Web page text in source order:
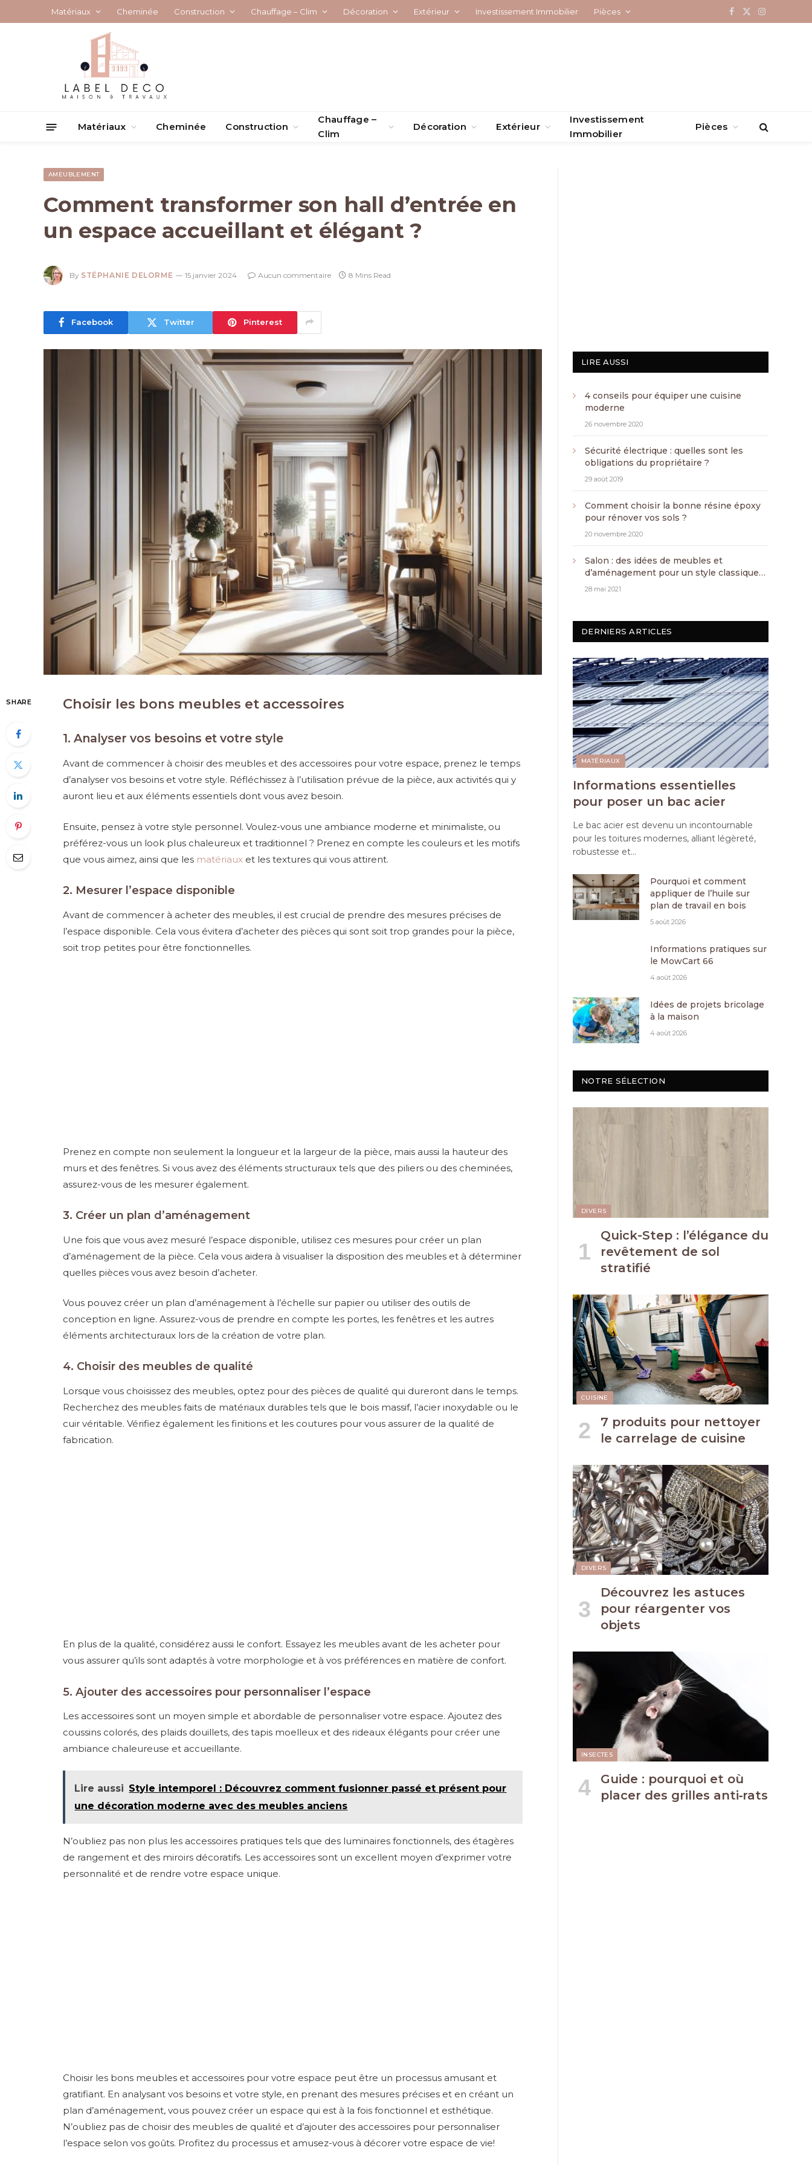
Matériaux Cheminée Construction Chauffage – Clim Décoration Extérieur Investissement Immobilier Pièces Facebook
X
Instagram
Matériaux Cheminée Construction
Chauffage –
Clim
Décoration Extérieur
Investissement
Immobilier
Pièces
AMEUBLEMENT
Comment transformer son hall d’entrée en
un espace accueillant et élégant ?
By STÉPHANIE DELORME 15 janvier 2024 Aucun commentaire 8 Mins Read
Facebook Twitter Pinterest
SHARE Choisir les bons meubles et accessoires
1. Analyser vos besoins et votre style
Avant de commencer à choisir des meubles et des accessoires pour votre espace, prenez le temps
d’analyser vos besoins et votre style. Réfléchissez à l’utilisation prévue de la pièce, aux activités qui y
auront lieu et aux éléments essentiels dont vous avez besoin.
Ensuite, pensez à votre style personnel. Voulez-vous une ambiance moderne et minimaliste, ou
préférez-vous un look plus chaleureux et traditionnel ? Prenez en compte les couleurs et les motifs
que vous aimez, ainsi que les matériaux et les textures qui vous attirent.
2. Mesurer l’espace disponible
Avant de commencer à acheter des meubles, il est crucial de prendre des mesures précises de
l’espace disponible. Cela vous évitera d’acheter des pièces qui sont soit trop grandes pour la pièce,
soit trop petites pour être fonctionnelles.
Prenez en compte non seulement la longueur et la largeur de la pièce, mais aussi la hauteur des
murs et des fenêtres. Si vous avez des éléments structuraux tels que des piliers ou des cheminées,
assurez-vous de les mesurer également.
3. Créer un plan d’aménagement
Une fois que vous avez mesuré l’espace disponible, utilisez ces mesures pour créer un plan
d’aménagement de la pièce. Cela vous aidera à visualiser la disposition des meubles et à déterminer
quelles pièces vous avez besoin d’acheter.
Vous pouvez créer un plan d’aménagement à l’échelle sur papier ou utiliser des outils de
conception en ligne. Assurez-vous de prendre en compte les portes, les fenêtres et les autres
éléments architecturaux lors de la création de votre plan.
4. Choisir des meubles de qualité
Lorsque vous choisissez des meubles, optez pour des pièces de qualité qui dureront dans le temps.
Recherchez des meubles faits de matériaux durables tels que le bois massif, l’acier inoxydable ou le
cuir véritable. Vérifiez également les finitions et les coutures pour vous assurer de la qualité de
fabrication.
En plus de la qualité, considérez aussi le confort. Essayez les meubles avant de les acheter pour
vous assurer qu’ils sont adaptés à votre morphologie et à vos préférences en matière de confort.
5. Ajouter des accessoires pour personnaliser l’espace
Les accessoires sont un moyen simple et abordable de personnaliser votre espace. Ajoutez des
coussins colorés, des plaids douillets, des tapis moelleux et des rideaux élégants pour créer une
ambiance chaleureuse et accueillante.
Lire aussi Style intemporel : Découvrez comment fusionner passé et présent pour
une décoration moderne avec des meubles anciens
N’oubliez pas non plus les accessoires pratiques tels que des luminaires fonctionnels, des étagères
de rangement et des miroirs décoratifs. Les accessoires sont un excellent moyen d’exprimer votre
personnalité et de rendre votre espace unique.
Choisir les bons meubles et accessoires pour votre espace peut être un processus amusant et
gratifiant. En analysant vos besoins et votre style, en prenant des mesures précises et en créant un
plan d’aménagement, vous pouvez créer un espace qui est à la fois fonctionnel et esthétique.
N’oubliez pas de choisir des meubles de qualité et d’ajouter des accessoires pour personnaliser
l’espace selon vos goûts. Profitez du processus et amusez-vous à décorer votre espace de vie!
LIRE AUSSI
4 conseils pour équiper une cuisine
moderne
26 novembre 2020
Sécurité électrique : quelles sont les
obligations du propriétaire ?
29 août 2019
Comment choisir la bonne résine époxy
pour rénover vos sols ?
20 novembre 2020
Salon : des idées de meubles et
d’aménagement pour un style classique
chic
28 mai 2021
DERNIERS ARTICLES
MATÉRIAUX
Informations essentielles
pour poser un bac acier
Le bac acier est devenu un incontournable
pour les toitures modernes, alliant légèreté,
robustesse et…
Pourquoi et comment
appliquer de l’huile sur
plan de travail en bois
5 août 2026
Informations pratiques sur
le MowCart 66
4 août 2026
Idées de projets bricolage
à la maison
4 août 2026
NOTRE SÉLECTION
DIVERS
Quick-Step : l’élégance du
revêtement de sol
stratifié
CUISINE
7 produits pour nettoyer
le carrelage de cuisine
DIVERS
Découvrez les astuces
pour réargenter vos
objets
INSECTES
Guide : pourquoi et où
placer des grilles anti‑rats